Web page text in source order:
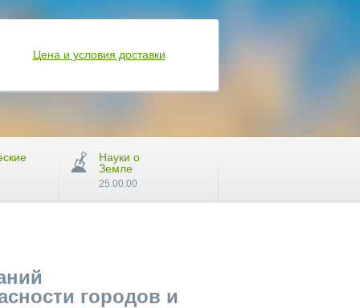
городов и
Цена и условия доставки
Науки о
Земле
25.00.00